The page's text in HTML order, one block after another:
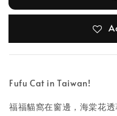
Fufu Cat in Taiwan!
福福貓窩在窗邊，海棠花透